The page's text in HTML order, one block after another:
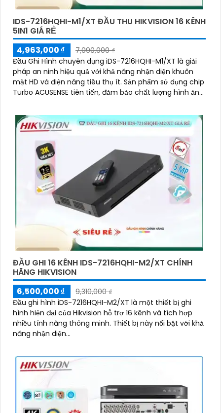
IDS-7216HQHI-M1/XT ĐẦU THU HIKVISION 16 KÊNH
5IN1 GIÁ RẺ
4,963,000 ₫
7,090,000 ₫
Đầu Ghi Hình chuyên dụng iDS-7216HQHI-M1/XT là giải
pháp an ninh hiệu quả với khả năng nhận diện khuôn
mặt HD và điện năng tiêu thụ ít. Sản phẩm sử dụng chip
Turbo ACUSENSE tiên tiến, đảm bảo chất lượng hình ảnh
ĐẦU GHI 16 KÊNH IDS-7216HQHI-M2/XT CHÍNH
HÃNG HIKVISION
6,500,000 ₫
9,310,000 ₫
Đầu ghi hình iDS-7216HQHI-M2/XT là một thiết bị ghi
hình hiện đại của Hikvision hỗ trợ 16 kênh và tích hợp
nhiều tính năng thông minh. Thiết bị này nổi bật với khả
năng nhận diện...